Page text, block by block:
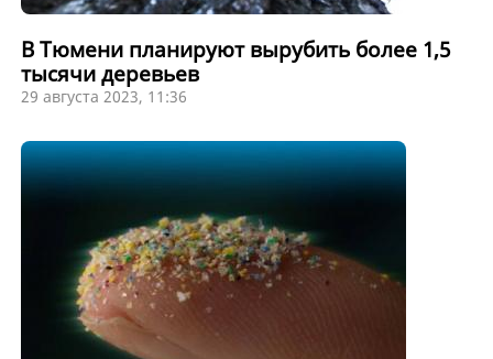
В Тюмени планируют вырубить более 1,5
тысячи деревьев
29 августа 2023, 11:36